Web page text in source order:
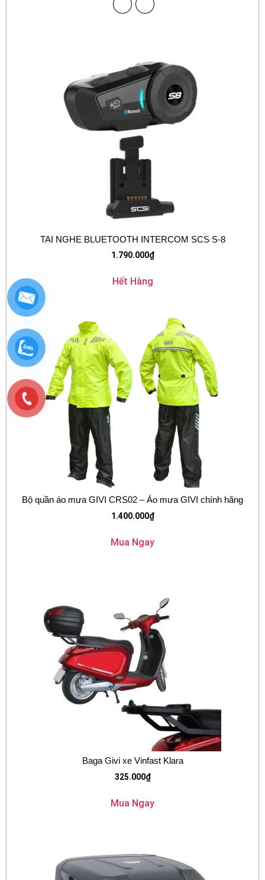
TAI NGHE BLUETOOTH INTERCOM SCS S-8
1.790.000₫
Hết Hàng
Bộ quần áo mưa GIVI CRS02 – Áo mưa GIVI chính hãng
1.400.000₫
Mua Ngay
Baga Givi xe Vinfast Klara
325.000₫
Mua Ngay